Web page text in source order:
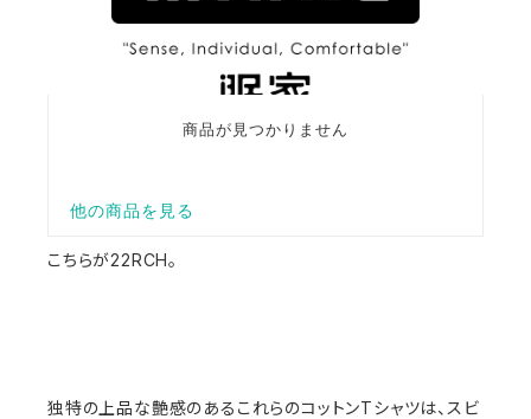
こちらが22RCH。
独特の上品な艶感のあるこれらのコットンTシャツは、スビ